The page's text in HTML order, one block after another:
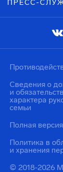
ПРЕСС-
© 2018-2026
Политика в
и хранения
Сведения о
и
характера
семьи
Полная версия